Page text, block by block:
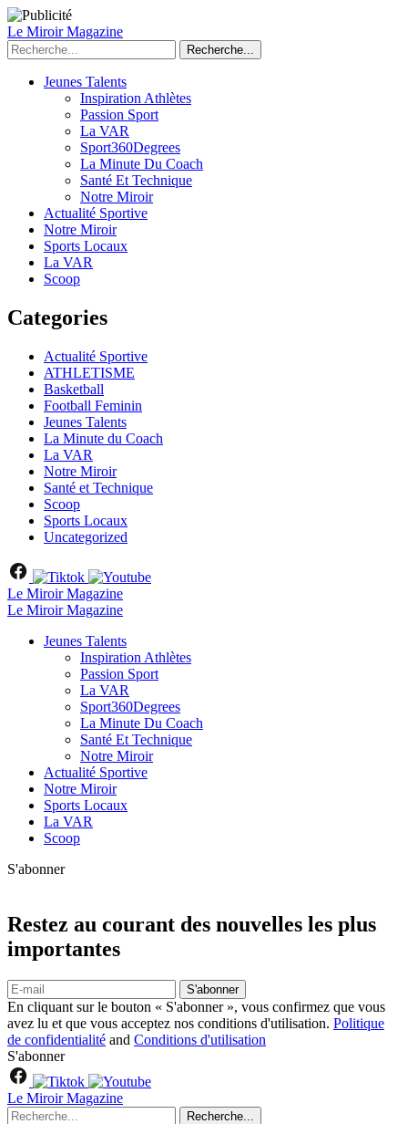
Le Miroir Magazine
Recherche...
Jeunes Talents
Inspiration Athlètes
Passion Sport
La VAR
Sport360Degrees
La Minute Du Coach
Santé Et Technique
Notre Miroir
Actualité Sportive
Notre Miroir
Sports Locaux
La VAR
Scoop
Categories
Actualité Sportive
ATHLETISME
Basketball
Football Feminin
Jeunes Talents
La Minute du Coach
La VAR
Notre Miroir
Santé et Technique
Scoop
Sports Locaux
Uncategorized
Le Miroir Magazine
Le Miroir Magazine
Jeunes Talents
Inspiration Athlètes
Passion Sport
La VAR
Sport360Degrees
La Minute Du Coach
Santé Et Technique
Notre Miroir
Actualité Sportive
Notre Miroir
Sports Locaux
La VAR
Scoop
S'abonner
Restez au courant des nouvelles les plus
importantes
S'abonner
En cliquant sur le bouton « S'abonner », vous confirmez que vous
avez lu et que vous acceptez nos conditions d'utilisation. Politique
de confidentialité and Conditions d'utilisation
S'abonner
Le Miroir Magazine
Recherche...